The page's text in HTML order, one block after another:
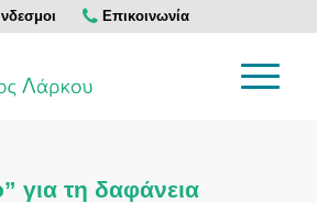
Επικοινωνία
για τη δαφάνεια